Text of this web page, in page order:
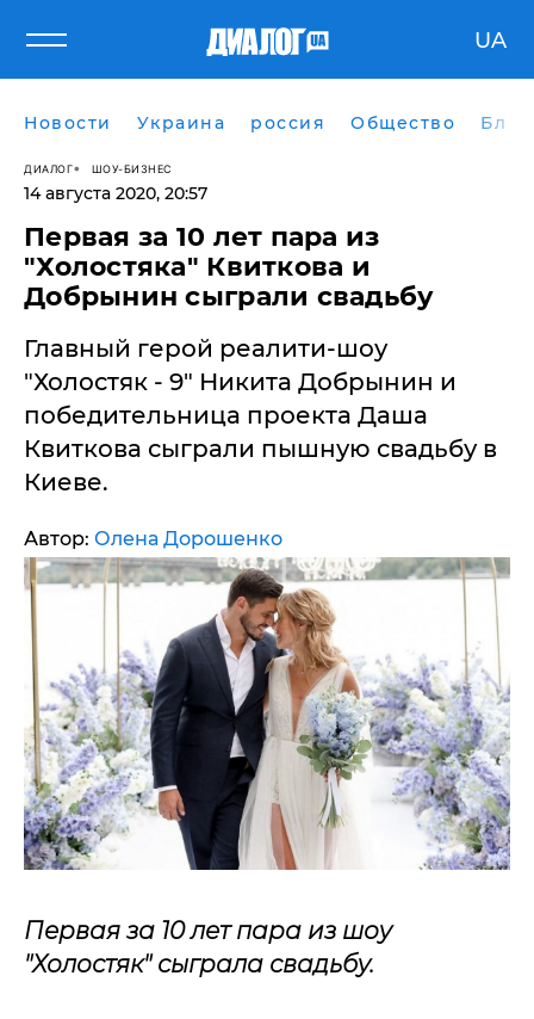
UA
Новости Украина россия Общество
ДИАЛОГ ШОУ-БИЗНЕС
14 августа 2020, 20:57
Первая за 10 лет пара из
"Холостяка" Квиткова и
Добрынин сыграли свадьбу
Главный герой реалити-шоу
"Холостяк - 9" Никита Добрынин и
победительница проекта Даша
Квиткова сыграли пышную свадьбу в
Киеве.
Автор: Олена Дорошенко
Первая за 10 лет пара из шоу
"Холостяк" сыграла свадьбу.